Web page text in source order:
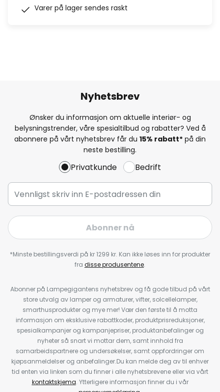
Varer på lager sendes raskt
Nyhetsbrev
Ønsker du informasjon om aktuelle interiør- og
belysningstrender, våre spesialtilbud og rabatter? Ved å
abonnere på vårt nyhetsbrev får du 15% rabatt* på din
neste bestilling.
Privatkunde Bedrift
Abonner nå
*Minste bestillingsverdi på kr 1299 kr. Kan ikke løses inn for produkter
fra disse produsentene.
Abonner på Lampegigantens nyhetsbrev og få gode tilbud på vårt
store utvalg av lamper og armaturer, vifter, solcellelamper,
smarthusprodukter og mye mer! Vær den første til å motta
informasjon om eksklusive rabattkoder, produktprisreduksjoner,
spesialkampanjer og kampanjepriser, produktanbefalinger og
nyheter så snart vi mottar dem, samt innhold fra
samarbeidspartnere og undersøkelser, samt oppfordringer om
kjøpsanmeldelser og anbefalinger.Du kan melde deg av til enhver
tid enten via linken som du finner i alle nyhetsbrevene eller via vårt
kontaktskjema. Ytterligere informasjon finner du i vår